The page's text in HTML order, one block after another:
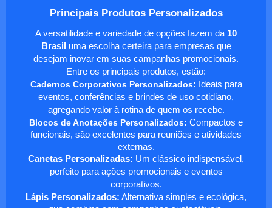
Principais Produtos Personalizados
A versatilidade e variedade de opções fazem da 10
Brasil uma escolha certeira para empresas que
desejam inovar em suas campanhas promocionais.
Entre os principais produtos, estão:
Cadernos Corporativos Personalizados: Ideais para
eventos, conferências e brindes de uso cotidiano,
agregando valor à rotina de quem os recebe.
Blocos de Anotações Personalizados: Compactos e
funcionais, são excelentes para reuniões e atividades
externas.
Canetas Personalizadas: Um clássico indispensável,
perfeito para ações promocionais e eventos
corporativos.
Lápis Personalizados: Alternativa simples e ecológica,